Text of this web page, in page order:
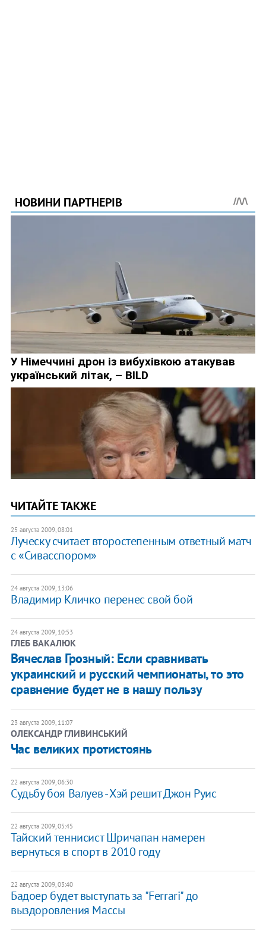
ЧИТАЙТЕ ТАКЖЕ
25 августа 2009, 08:01
Луческу считает второстепенным ответный матч
с «Сивасспором»
24 августа 2009, 13:06
Владимир Кличко перенес свой бой
24 августа 2009, 10:53
ГЛЕБ ВАКАЛЮК
Вячеслав Грозный: Если сравнивать
украинский и русский чемпионаты, то это
сравнение будет не в нашу пользу
23 августа 2009, 11:07
ОЛЕКСАНДР ГЛИВИНСЬКИЙ
Час великих протистоянь
22 августа 2009, 06:30
Судьбу боя Валуев - Хэй решит Джон Руис
22 августа 2009, 05:45
Тайский теннисист Шричапан намерен
вернуться в спорт в 2010 году
22 августа 2009, 03:40
Бадоер будет выступать за "Ferrari" до
выздоровления Массы